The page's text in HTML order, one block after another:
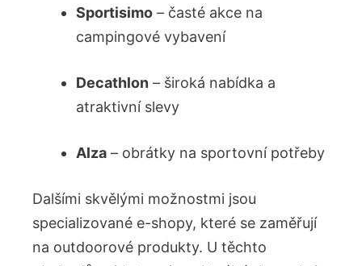
Sportisimo – časté akce na
campingové vybavení
Decathlon – široká nabídka a
atraktivní slevy
Alza – obrátky na sportovní potřeby
Dalšími skvělými možnostmi jsou
specializované e-shopy, které se zaměřují
na outdoorové produkty. U těchto